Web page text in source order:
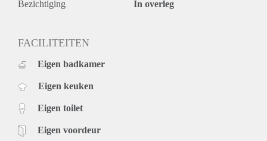
Bezichtiging In overleg
FACILITEITEN
Eigen badkamer
Eigen keuken
Eigen toilet
Eigen voordeur